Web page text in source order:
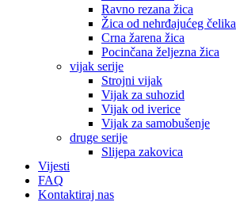
Ravno rezana žica
Žica od nehrđajućeg čelika
Crna žarena žica
Pocinčana željezna žica
vijak serije
Strojni vijak
Vijak za suhozid
Vijak od iverice
Vijak za samobušenje
druge serije
Slijepa zakovica
Vijesti
FAQ
Kontaktiraj nas